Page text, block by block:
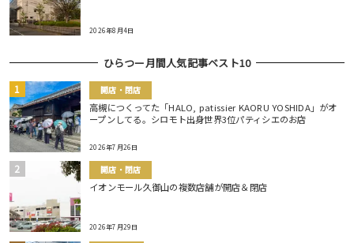
2026年8月4日
ひらつー月間人気記事ベスト10
開店・閉店
高槻につくってた「HALO, patissier KAORU YOSHIDA」がオ
ープンしてる。シロモト出身世界3位パティシエのお店
2026年7月26日
開店・閉店
イオンモール久御山の複数店舗が開店＆閉店
2026年7月29日